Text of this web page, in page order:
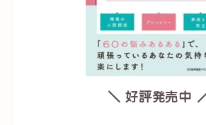
＼ 好評発売中